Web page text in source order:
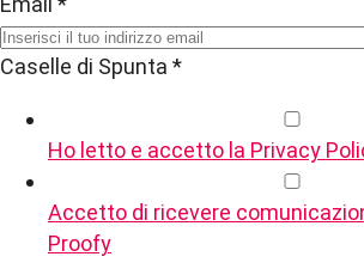
Caselle di Spunta *
Ho letto e accetto la Privacy
Accetto di ricevere
Proofy